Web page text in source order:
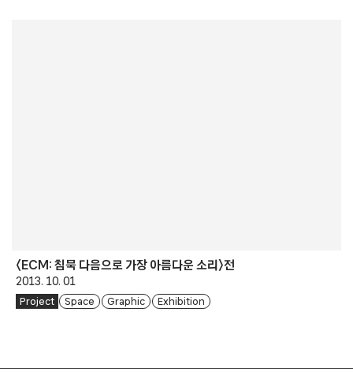
〈ECM: 침묵 다음으로 가장 아름다운 소리〉전
2013. 10. 01
Project Space Graphic Exhibition